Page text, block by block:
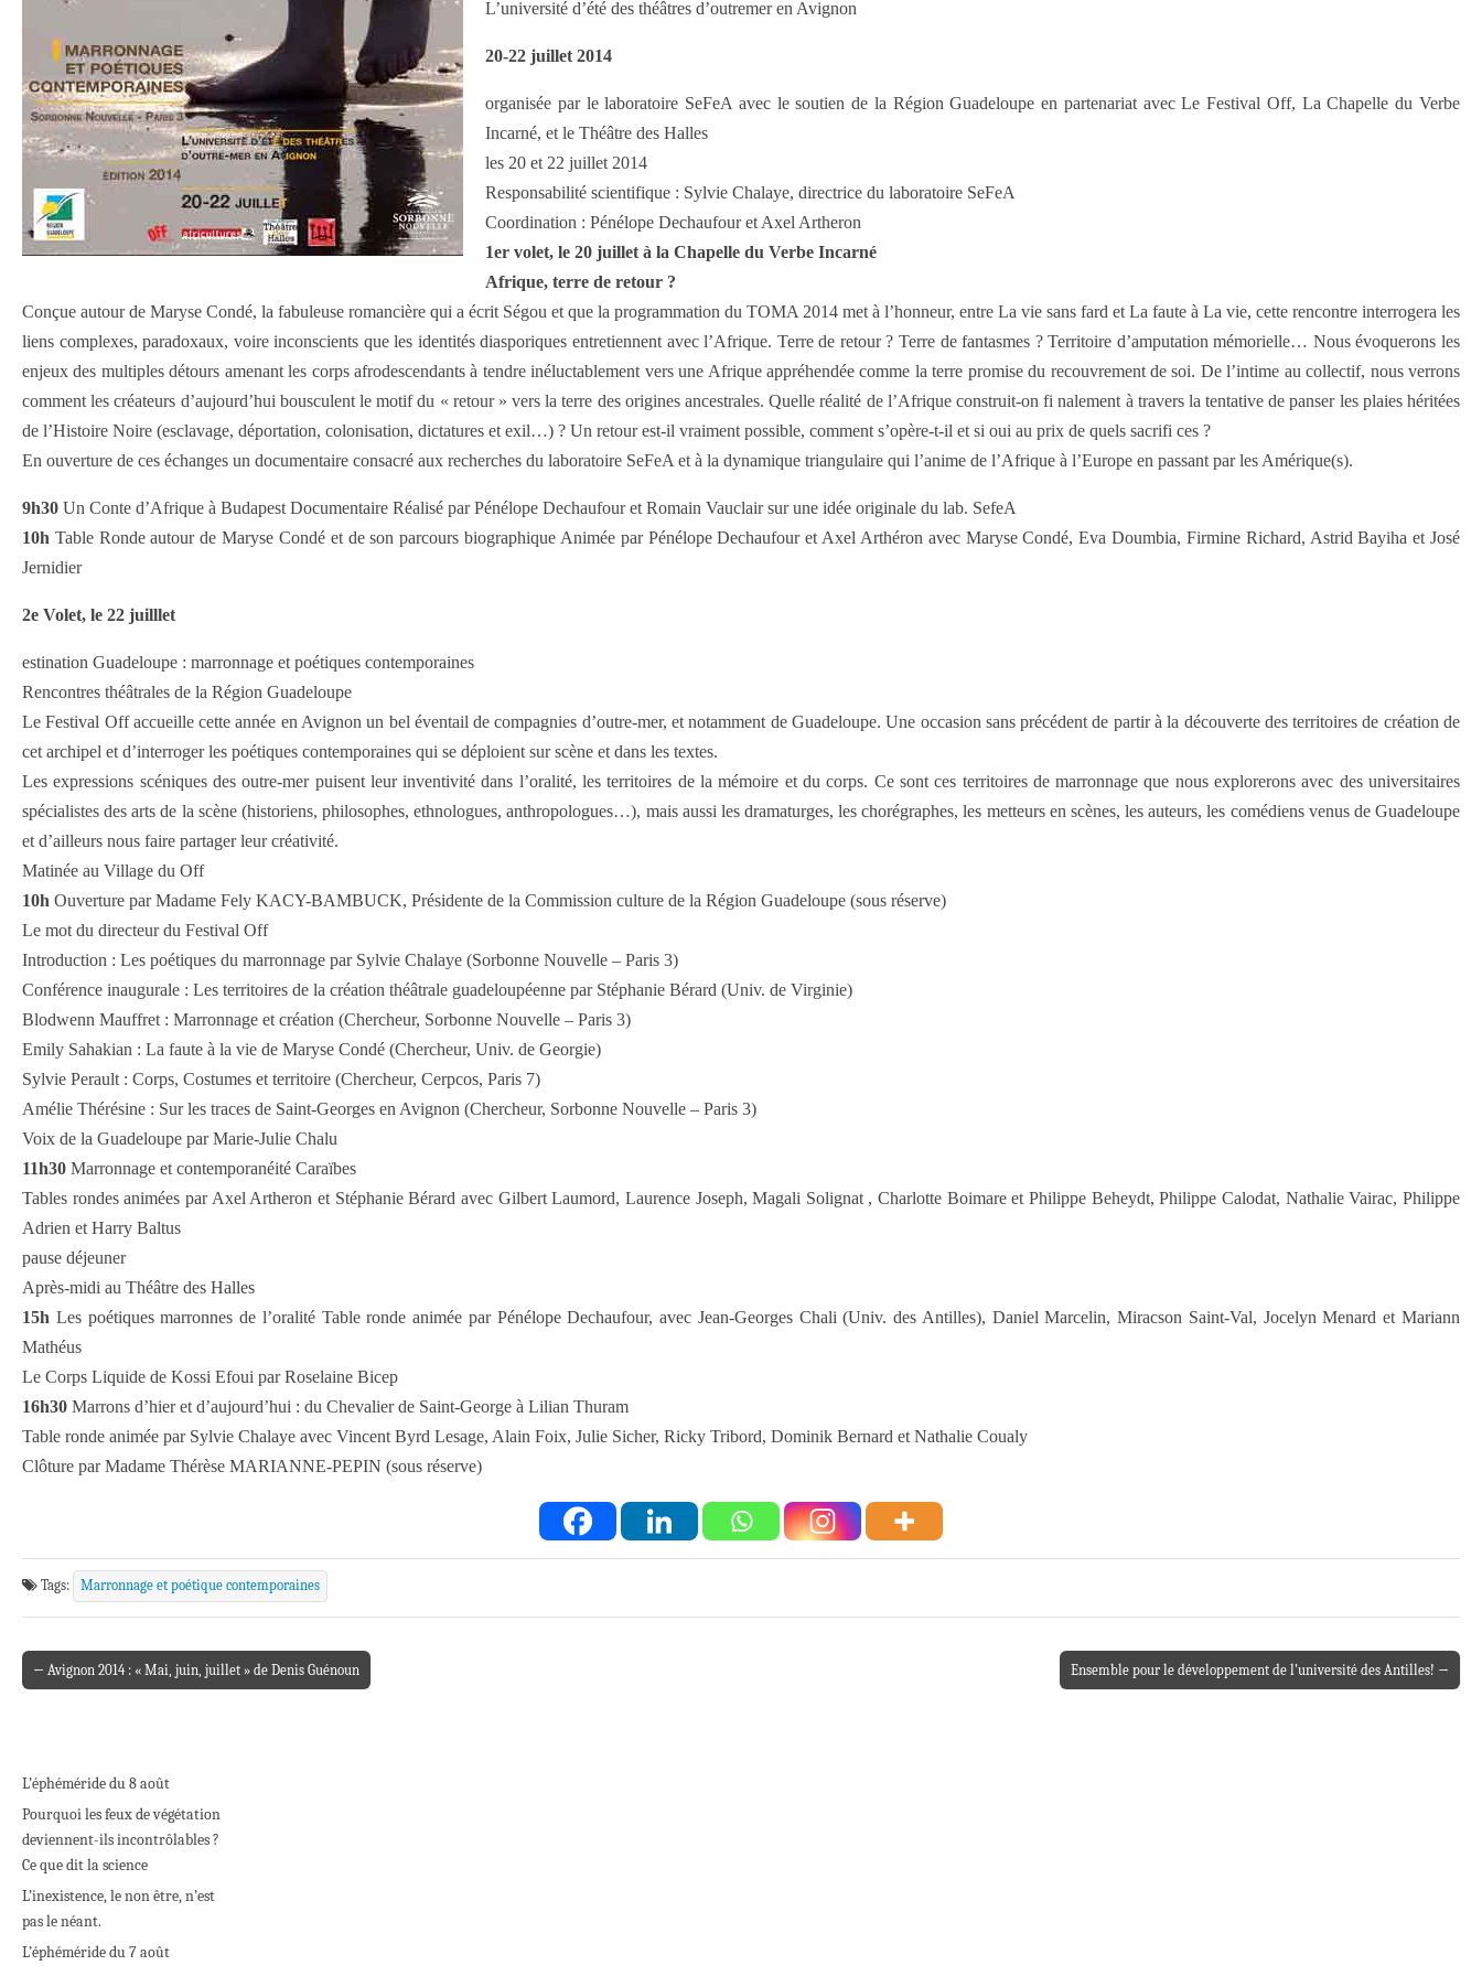
L’université d’été des théâtres d’outremer en Avignon
20-22 juillet 2014
organisée par le laboratoire SeFeA avec le soutien de la Région Guadeloupe en partenariat avec Le Festival Off, La Chapelle du Verbe
Incarné, et le Théâtre des Halles
les 20 et 22 juillet 2014
Responsabilité scientifique : Sylvie Chalaye, directrice du laboratoire SeFeA
Coordination : Pénélope Dechaufour et Axel Artheron
1er volet, le 20 juillet à la Chapelle du Verbe Incarné
Afrique, terre de retour ?
Conçue autour de Maryse Condé, la fabuleuse romancière qui a écrit Ségou et que la programmation du TOMA 2014 met à l’honneur, entre La vie sans fard et La faute à La vie, cette rencontre interrogera les
liens complexes, paradoxaux, voire inconscients que les identités diasporiques entretiennent avec l’Afrique. Terre de retour ? Terre de fantasmes ? Territoire d’amputation mémorielle… Nous évoquerons les
enjeux des multiples détours amenant les corps afrodescendants à tendre inéluctablement vers une Afrique appréhendée comme la terre promise du recouvrement de soi. De l’intime au collectif, nous verrons
comment les créateurs d’aujourd’hui bousculent le motif du « retour » vers la terre des origines ancestrales. Quelle réalité de l’Afrique construit-on fi nalement à travers la tentative de panser les plaies héritées
de l’Histoire Noire (esclavage, déportation, colonisation, dictatures et exil…) ? Un retour est-il vraiment possible, comment s’opère-t-il et si oui au prix de quels sacrifi ces ?
En ouverture de ces échanges un documentaire consacré aux recherches du laboratoire SeFeA et à la dynamique triangulaire qui l’anime de l’Afrique à l’Europe en passant par les Amérique(s).
9h30 Un Conte d’Afrique à Budapest Documentaire Réalisé par Pénélope Dechaufour et Romain Vauclair sur une idée originale du lab. SefeA
10h Table Ronde autour de Maryse Condé et de son parcours biographique Animée par Pénélope Dechaufour et Axel Arthéron avec Maryse Condé, Eva Doumbia, Firmine Richard, Astrid Bayiha et José
Jernidier
2e Volet, le 22 juilllet
estination Guadeloupe : marronnage et poétiques contemporaines
Rencontres théâtrales de la Région Guadeloupe
Le Festival Off accueille cette année en Avignon un bel éventail de compagnies d’outre-mer, et notamment de Guadeloupe. Une occasion sans précédent de partir à la découverte des territoires de création de
cet archipel et d’interroger les poétiques contemporaines qui se déploient sur scène et dans les textes.
Les expressions scéniques des outre-mer puisent leur inventivité dans l’oralité, les territoires de la mémoire et du corps. Ce sont ces territoires de marronnage que nous explorerons avec des universitaires
spécialistes des arts de la scène (historiens, philosophes, ethnologues, anthropologues…), mais aussi les dramaturges, les chorégraphes, les metteurs en scènes, les auteurs, les comédiens venus de Guadeloupe
et d’ailleurs nous faire partager leur créativité.
Matinée au Village du Off
10h Ouverture par Madame Fely KACY-BAMBUCK, Présidente de la Commission culture de la Région Guadeloupe (sous réserve)
Le mot du directeur du Festival Off
Introduction : Les poétiques du marronnage par Sylvie Chalaye (Sorbonne Nouvelle – Paris 3)
Conférence inaugurale : Les territoires de la création théâtrale guadeloupéenne par Stéphanie Bérard (Univ. de Virginie)
Blodwenn Mauffret : Marronnage et création (Chercheur, Sorbonne Nouvelle – Paris 3)
Emily Sahakian : La faute à la vie de Maryse Condé (Chercheur, Univ. de Georgie)
Sylvie Perault : Corps, Costumes et territoire (Chercheur, Cerpcos, Paris 7)
Amélie Thérésine : Sur les traces de Saint-Georges en Avignon (Chercheur, Sorbonne Nouvelle – Paris 3)
Voix de la Guadeloupe par Marie-Julie Chalu
11h30 Marronnage et contemporanéité Caraïbes
Tables rondes animées par Axel Artheron et Stéphanie Bérard avec Gilbert Laumord, Laurence Joseph, Magali Solignat , Charlotte Boimare et Philippe Beheydt, Philippe Calodat, Nathalie Vairac, Philippe
Adrien et Harry Baltus
pause déjeuner
Après-midi au Théâtre des Halles
15h Les poétiques marronnes de l’oralité Table ronde animée par Pénélope Dechaufour, avec Jean-Georges Chali (Univ. des Antilles), Daniel Marcelin, Miracson Saint-Val, Jocelyn Menard et Mariann
Mathéus
Le Corps Liquide de Kossi Efoui par Roselaine Bicep
16h30 Marrons d’hier et d’aujourd’hui : du Chevalier de Saint-George à Lilian Thuram
Table ronde animée par Sylvie Chalaye avec Vincent Byrd Lesage, Alain Foix, Julie Sicher, Ricky Tribord, Dominik Bernard et Nathalie Coualy
Clôture par Madame Thérèse MARIANNE-PEPIN (sous réserve)
Tags: Marronnage et poétique contemporaines
Post navigation
← Avignon 2014 : « Mai, juin, juillet » de Denis Guénoun Ensemble pour le développement de l’université des Antilles! →
L’éphéméride du 8 août
Pourquoi les feux de végétation
deviennent-ils incontrôlables ?
Ce que dit la science
L’inexistence, le non être, n’est
pas le néant.
L’éphéméride du 7 août